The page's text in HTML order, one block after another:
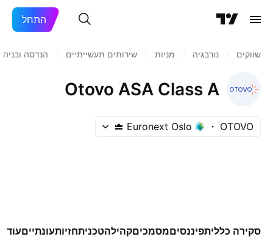
התחל
שווקים נורבגיה מניות‏ שירותים תעשייתיים הנדסה ובניה
Otovo ASA Class A
OTOVO
Euronext Oslo
סקירה כלליתפיננסיםמסמכיםקהילהטכניתחזיותעונתייםעוד